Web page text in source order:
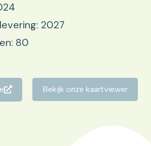
2027
80
Bekijk onze kaartviewer